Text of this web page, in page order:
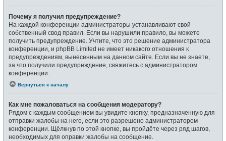
Почему я получил предупреждение?
На каждой конференции администраторы устанавливают свой
собственный свод правил. Если вы нарушили правило, вы можете
получить предупреждение. Учтите, что это решение администратора
конференции, и phpBB Limited не имеет никакого отношения к
предупреждениям, вынесенным на данном сайте. Если вы не знаете,
за что получили предупреждение, свяжитесь с администратором
конференции.
Вернуться к началу
Как мне пожаловаться на сообщения модератору?
Рядом с каждым сообщением вы увидите кнопку, предназначенную для
отправки жалобы на него, если это разрешено администратором
конференции. Щёлкнув по этой кнопке, вы пройдёте через ряд шагов,
необходимых для оправки жалобы на сообщение.